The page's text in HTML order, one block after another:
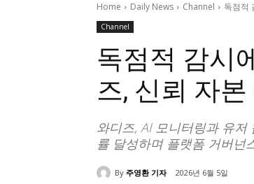
Home Daily News Channel 독점적
Channel
독점적 감시
즈, 신뢰 자
와디즈, AI 모니터링과 유
률 달성하며 플랫폼 거버넌
By 주영환 기자 2026년 6월 5일